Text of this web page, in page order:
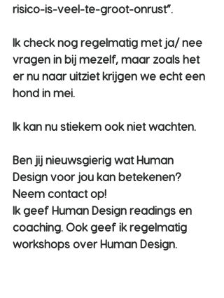
risico-is-veel-te-groot-onrust”.
Ik check nog regelmatig met ja/ nee
vragen in bij mezelf, maar zoals het
er nu naar uitziet krijgen we echt een
hond in mei.
Ik kan nu stiekem ook niet wachten.
Ben jij nieuwsgierig wat Human
Design voor jou kan betekenen?
Neem contact op!
Ik geef Human Design readings en
coaching. Ook geef ik regelmatig
workshops over Human Design.